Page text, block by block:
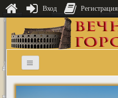
Вход Регистрация